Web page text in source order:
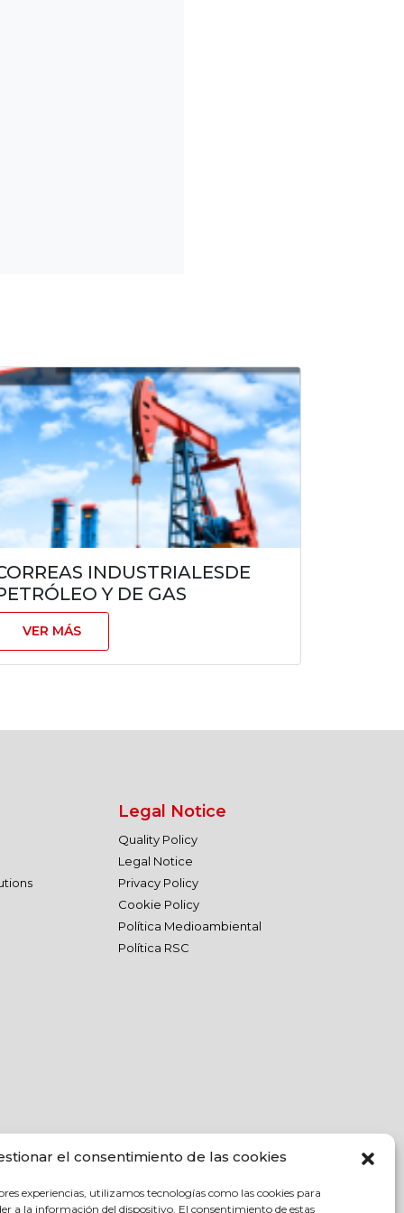
el consentimiento de las cookies
experiencias, utilizamos tecnologías como las cookies para
a la información del dispositivo. El consentimiento de estas
INDUSTRIALESDE
Y DE GAS
VER MÁS
Legal Notice
Quality Policy
Legal Notice
Privacy Policy
Cookie Policy
Política Medioambiental
Política RSC